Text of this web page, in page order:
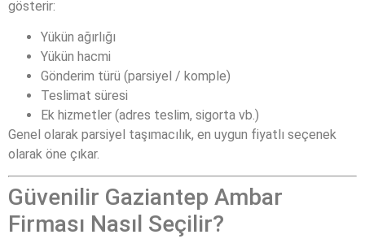
gösterir:
Yükün ağırlığı
Yükün hacmi
Gönderim türü (parsiyel / komple)
Teslimat süresi
Ek hizmetler (adres teslim, sigorta vb.)
Genel olarak parsiyel taşımacılık, en uygun fiyatlı seçenek
olarak öne çıkar.
Güvenilir Gaziantep Ambar
Firması Nasıl Seçilir?